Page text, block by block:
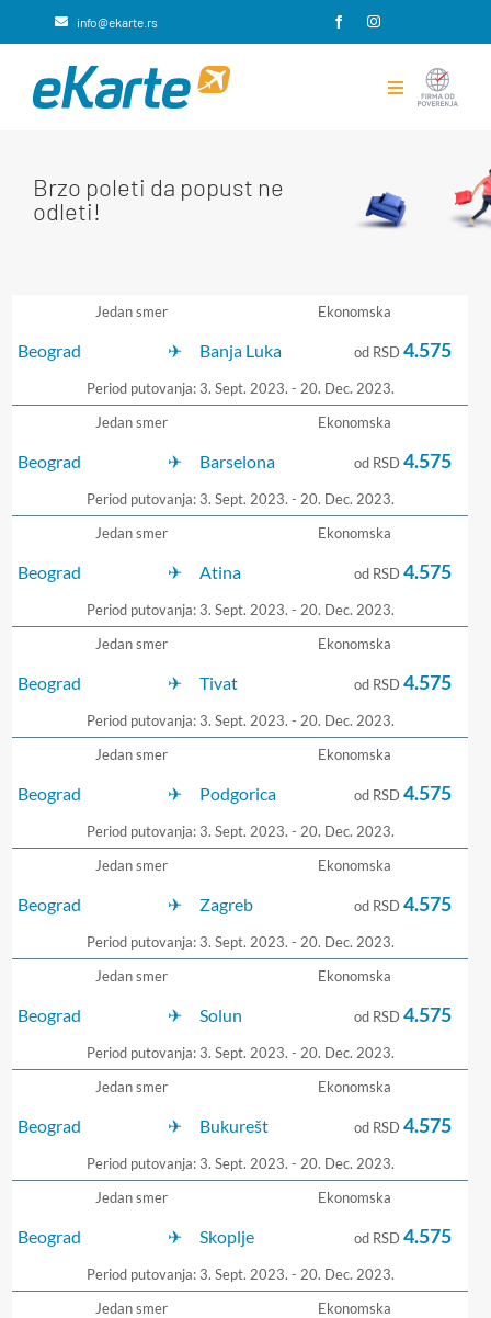
info@ekarte.rs
Toggle
Putno osiguranje
eKarte
Kontakt
Brzo poleti da popust ne
odleti!
Jedan smer
Beograd Banja Luka
Ekonomska
Period putovanja: 3. Sept. 2023. - 20. Dec. 2023.
od RSD4.575
Jedan smer
Beograd Barselona
Ekonomska
Period putovanja: 3. Sept. 2023. - 20. Dec. 2023.
od RSD4.575
Jedan smer
Beograd Atina
Ekonomska
Period putovanja: 3. Sept. 2023. - 20. Dec. 2023.
od RSD4.575
Jedan smer
Beograd Tivat
Ekonomska
Period putovanja: 3. Sept. 2023. - 20. Dec. 2023.
od RSD4.575
Jedan smer
Beograd Podgorica
Ekonomska
Period putovanja: 3. Sept. 2023. - 20. Dec. 2023.
od RSD4.575
Jedan smer
Beograd Zagreb
Ekonomska
Period putovanja: 3. Sept. 2023. - 20. Dec. 2023.
od RSD4.575
Jedan smer
Beograd Solun
Ekonomska
Period putovanja: 3. Sept. 2023. - 20. Dec. 2023.
od RSD4.575
Jedan smer
Beograd Bukurešt
Ekonomska
Period putovanja: 3. Sept. 2023. - 20. Dec. 2023.
od RSD4.575
Jedan smer
Beograd Skoplje
Ekonomska
Period putovanja: 3. Sept. 2023. - 20. Dec. 2023.
od RSD4.575
Jedan smer Ekonomska